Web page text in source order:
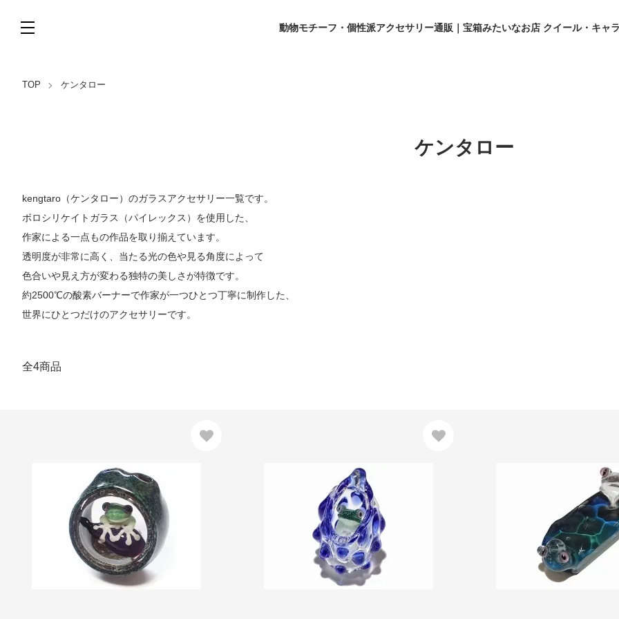
動物モチーフ・個性派アクセサリー通販｜宝箱みたいなお店 クイール・キャ
TOP ケンタロー
ケンタロー
kengtaro（ケンタロー）のガラスアクセサリー一覧です。
ボロシリケイトガラス（パイレックス）を使用した、
作家による一点もの作品を取り揃えています。
透明度が非常に高く、当たる光の色や見る角度によって
色合いや見え方が変わる独特の美しさが特徴です。
約2500℃の酸素バーナーで作家が一つひとつ丁寧に制作した、
世界にひとつだけのアクセサリーです。
全4商品